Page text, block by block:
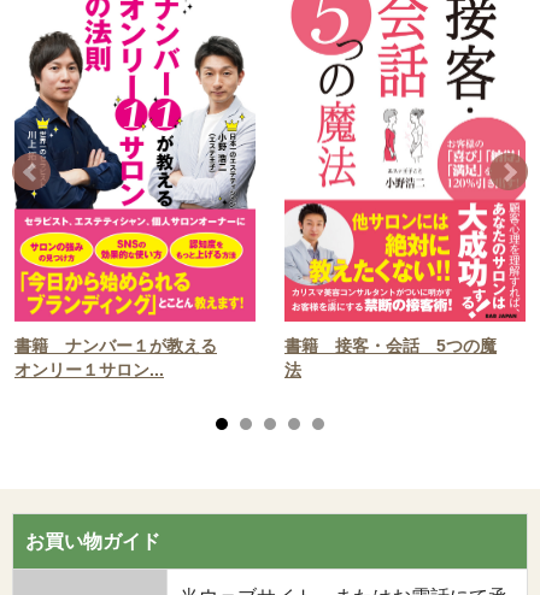
書籍 ナンバー１が教える
オンリー１サロン...
書籍 接客・会話 5つの魔
法
お買い物ガイド